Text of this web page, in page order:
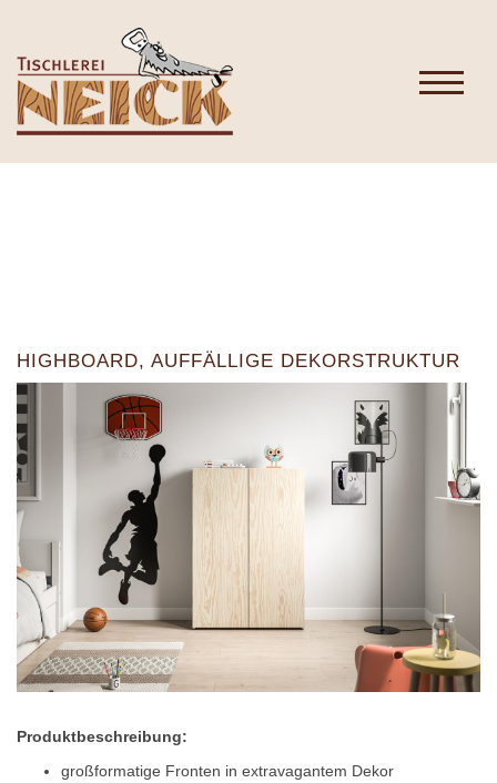
HIGHBOARD, AUFFÄLLIGE DEKORSTRUKTUR
Produktbeschreibung:
großformatige Fronten in extravagantem Dekor